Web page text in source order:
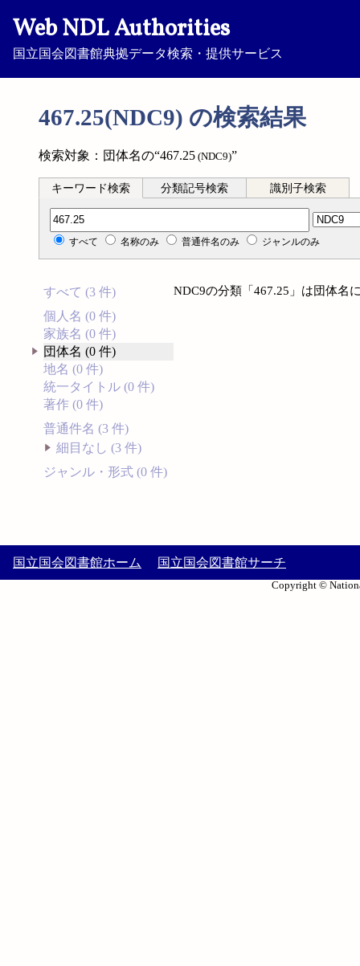
Web NDL Authorities
国立国会図書館典拠データ検索・提供サービス
467.25(NDC9) の検索結果
検索対象：団体名の“467.25 (NDC9)”
キーワード検索 分類記号検索 識別子検索
分類記号検索
すべて 名称のみ 普通件名のみ ジャンルのみ
すべて (3 件)
個人名 (0 件)
家族名 (0 件)
団体名 (0 件)
地名 (0 件)
統一タイトル (0 件)
著作 (0 件)
普通件名 (3 件)
細目なし (3 件)
ジャンル・形式 (0 件)
NDC9の分類「467.25」は団体名
国立国会図書館ホーム 国立国会図書館サーチ
Copyright ©